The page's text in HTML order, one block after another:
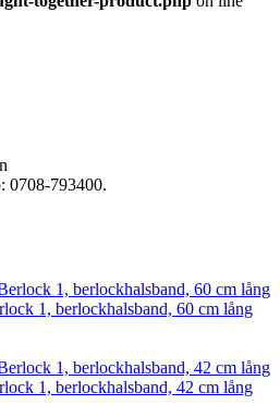
0708-793400.
1, berlockhalsband, 60 cm lång
1, berlockhalsband, 42 cm lång